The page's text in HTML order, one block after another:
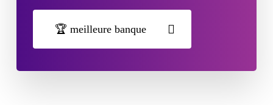
🏆 meilleure banque